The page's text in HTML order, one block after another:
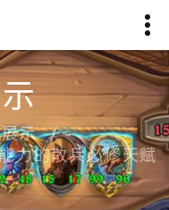
示
力的散兵必修天赋